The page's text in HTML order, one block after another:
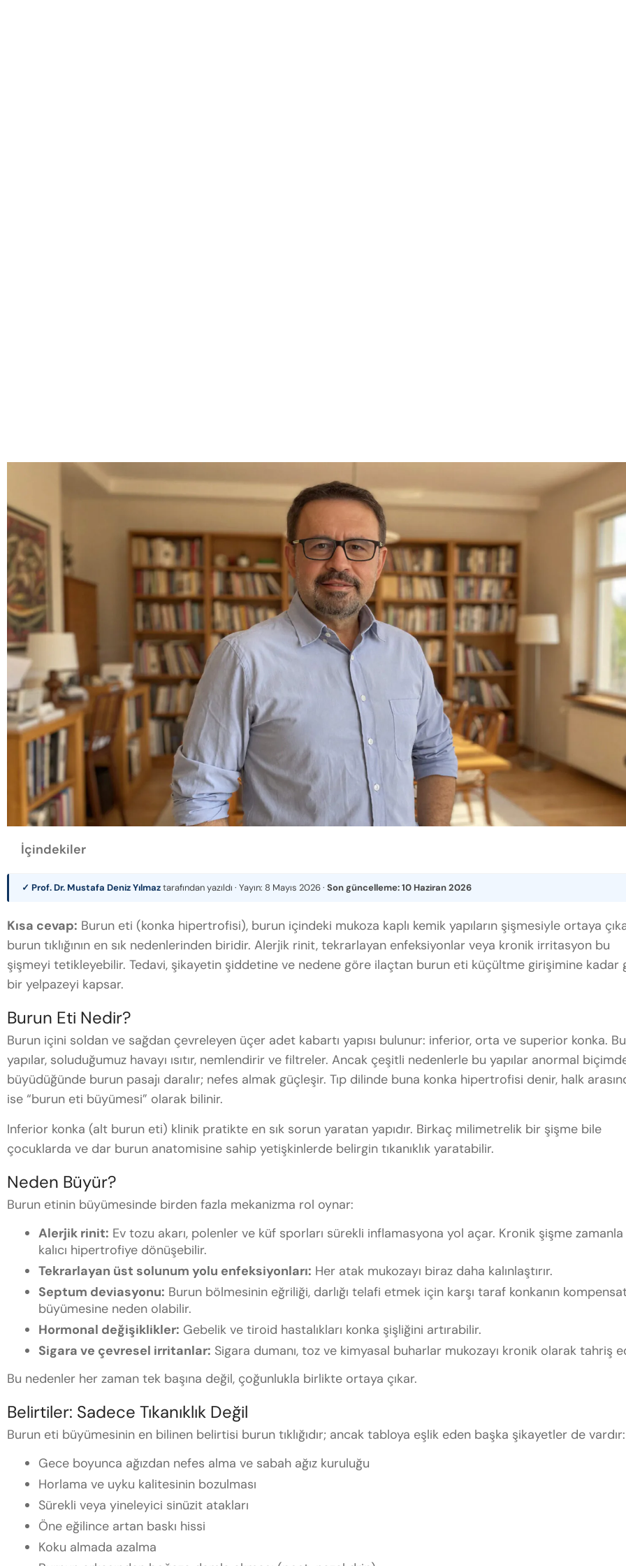
İçindekiler
✓ Prof. Dr. Mustafa Deniz Yılmaztarafından yazıldı · Yayın: 8 Mayıs 2026· Son güncelleme:10 Haziran 2026
Kısa cevap: Burun eti (konka hipertrofisi), burun içindeki mukoza kaplı kemik yapıların şişmesiyle ortaya
burun tıklığının en sık nedenlerinden biridir. Alerjik rinit, tekrarlayan enfeksiyonlar veya kronik irritasyon bu
şişmeyi tetikleyebilir. Tedavi, şikayetin şiddetine ve nedene göre ilaçtan burun eti küçültme girişimine kadar
bir yelpazeyi kapsar.
Burun Eti Nedir?
Burun içini soldan ve sağdan çevreleyen üçer adet kabartı yapısı bulunur: inferior, orta ve superior konka. Bu
yapılar, soluduğumuz havayı ısıtır, nemlendirir ve filtreler. Ancak çeşitli nedenlerle bu yapılar anormal
büyüdüğünde burun pasajı daralır; nefes almak güçleşir. Tıp dilinde buna konka hipertrofisi denir, halk
ise “burun eti büyümesi” olarak bilinir.
Inferior konka (alt burun eti) klinik pratikte en sık sorun yaratan yapıdır. Birkaç milimetrelik bir şişme bile
çocuklarda ve dar burun anatomisine sahip yetişkinlerde belirgin tıkanıklık yaratabilir.
Neden Büyür?
Burun etinin büyümesinde birden fazla mekanizma rol oynar:
Alerjik rinit: Ev tozu akarı, polenler ve küf sporları sürekli inflamasyona yol açar. Kronik şişme zamanla
kalıcı hipertrofiye dönüşebilir.
Tekrarlayan üst solunum yolu enfeksiyonları: Her atak mukozayı biraz daha kalınlaştırır.
Septum deviasyonu: Burun bölmesinin eğriliği, darlığı telafi etmek için karşı taraf konkanın
büyümesine neden olabilir.
Hormonal değişiklikler: Gebelik ve tiroid hastalıkları konka şişliğini artırabilir.
Sigara ve çevresel irritanlar: Sigara dumanı, toz ve kimyasal buharlar mukozayı kronik olarak tahriş
Bu nedenler her zaman tek başına değil, çoğunlukla birlikte ortaya çıkar.
Belirtiler: Sadece Tıkanıklık Değil
Burun eti büyümesinin en bilinen belirtisi burun tıklığıdır; ancak tabloya eşlik eden başka şikayetler de vardır:
Gece boyunca ağızdan nefes alma ve sabah ağız kuruluğu
Horlama ve uyku kalitesinin bozulması
Sürekli veya yineleyici sinüzit atakları
Öne eğilince artan baskı hissi
Koku almada azalma